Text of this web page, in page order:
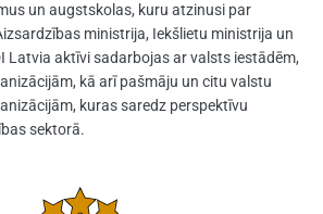
un augstskolas, kuru atzinusi par
ministrija, Iekšlietu ministrija un
Latvia aktīvi sadarbojas ar valsts iestādēm,
kā arī pašmāju un citu valstu
kuras saredz perspektīvu
sektorā.